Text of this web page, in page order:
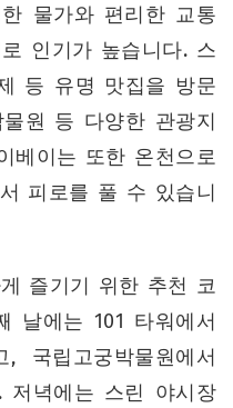
물가와 편리한 교통
인기가 높습니다. 스
등 유명 맛집을 방문
원 등 다양한 관광지
베이는 또한 온천으로
피로를 풀 수 있습니
즐기기 위한 추천 코
날에는 101 타워에서
국립고궁박물원에서
저녁에는 스린 야시장